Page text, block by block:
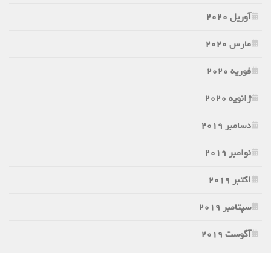
آوریل 2020
مارس 2020
فوریه 2020
ژانویه 2020
دسامبر 2019
نوامبر 2019
اکتبر 2019
سپتامبر 2019
آگوست 2019